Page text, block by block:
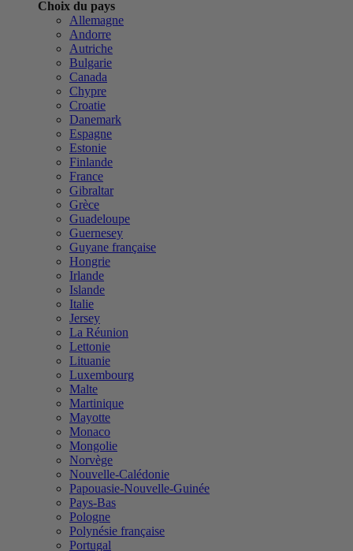
Choix du pays
Allemagne
Andorre
Autriche
Bulgarie
Canada
Chypre
Croatie
Danemark
Espagne
Estonie
Finlande
France
Gibraltar
Grèce
Guadeloupe
Guernesey
Guyane française
Hongrie
Irlande
Islande
Italie
Jersey
La Réunion
Lettonie
Lituanie
Luxembourg
Malte
Martinique
Mayotte
Monaco
Mongolie
Norvège
Nouvelle-Calédonie
Papouasie-Nouvelle-Guinée
Pays-Bas
Pologne
Polynésie française
Portugal